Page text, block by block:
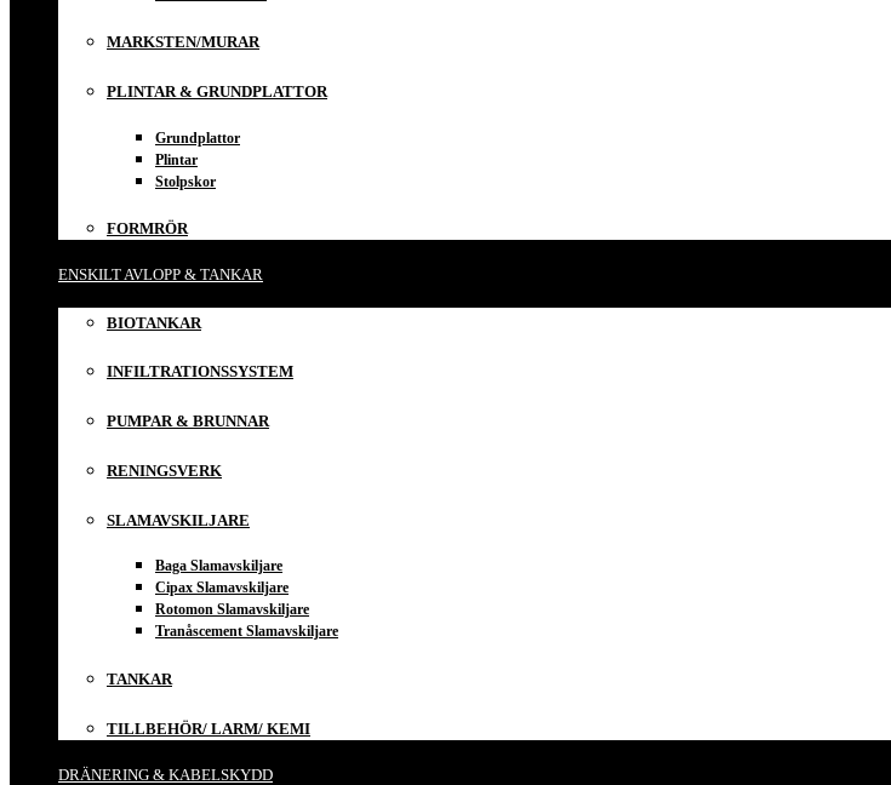
MARKSTEN/MURAR
PLINTAR & GRUNDPLATTOR
Grundplattor
Plintar
Stolpskor
FORMRÖR
ENSKILT AVLOPP & TANKAR
BIOTANKAR
INFILTRATIONSSYSTEM
PUMPAR & BRUNNAR
RENINGSVERK
SLAMAVSKILJARE
Baga Slamavskiljare
Cipax Slamavskiljare
Rotomon Slamavskiljare
Tranåscement Slamavskiljare
TANKAR
TILLBEHÖR/ LARM/ KEMI
DRÄNERING & KABELSKYDD